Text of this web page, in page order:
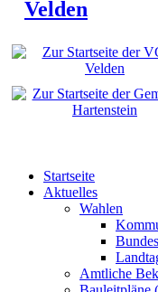
Startseite
Aktuelles
Wahlen
Amtliche